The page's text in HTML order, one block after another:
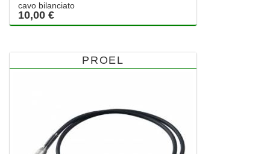
cavo bilanciato
10,00 €
PROEL